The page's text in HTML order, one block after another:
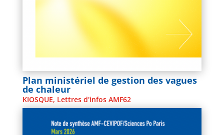
Plan ministériel de gestion des vagues
de chaleur
KIOSQUE, Lettres d'infos AMF62